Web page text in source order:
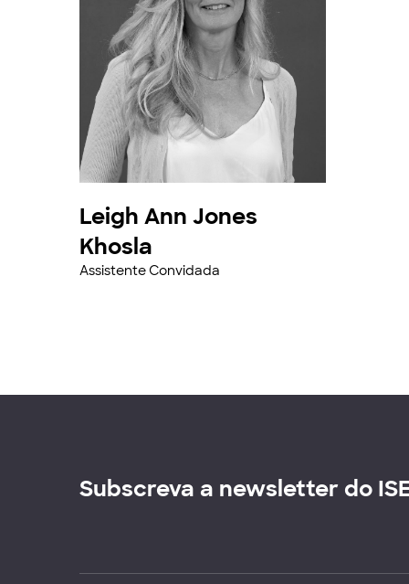
Leigh Ann Jones
Khosla
Assistente Convidada
Subscreva a newsletter do